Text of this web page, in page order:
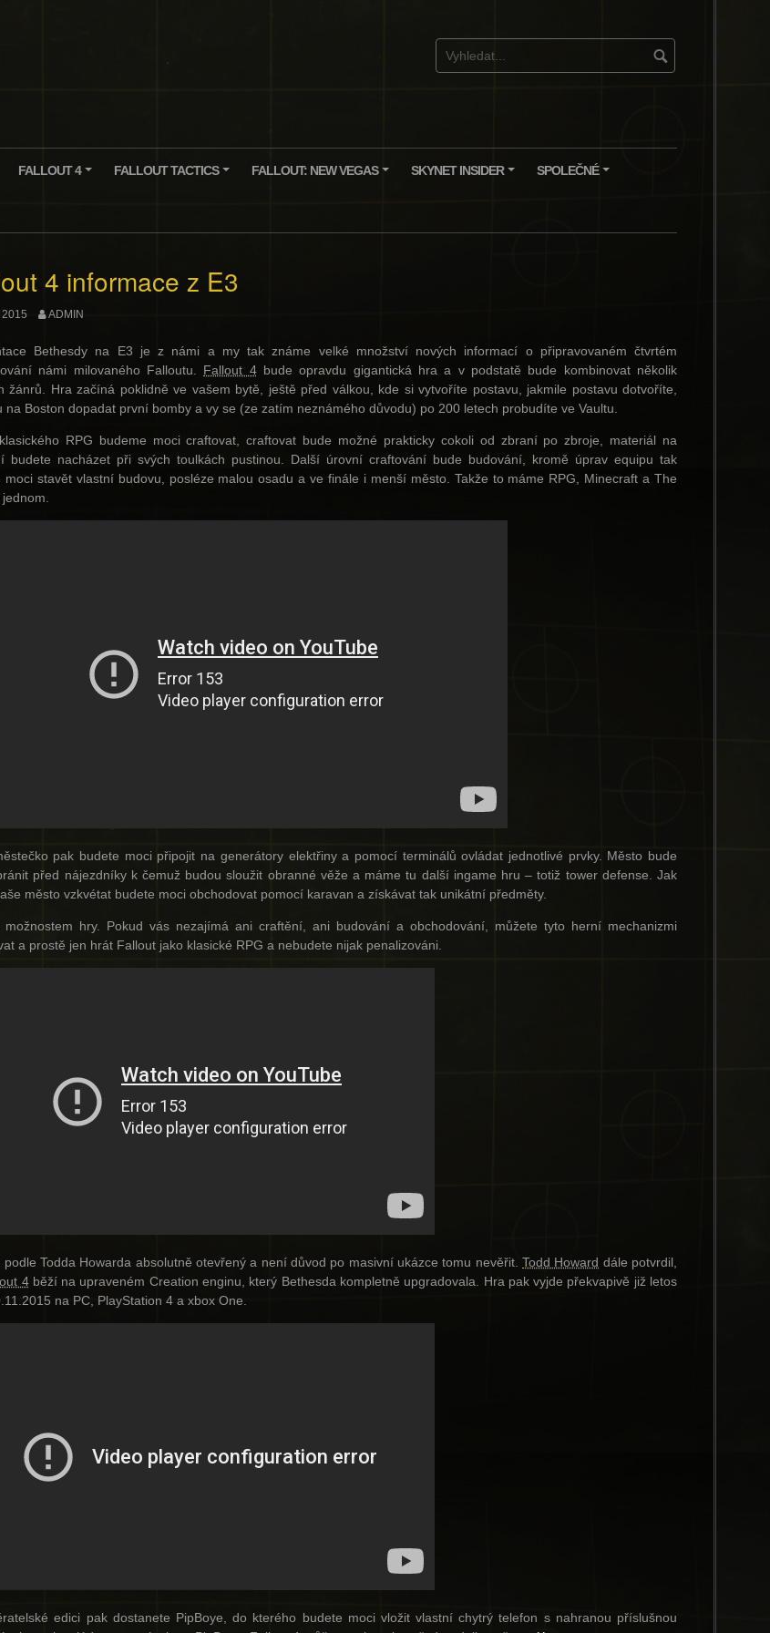
FALLOUT 4 FALLOUT TACTICS FALLOUT: NEW VEGAS SKYNET INSIDER SPOLEČNÉ
4 informace z E3
2015 ADMIN
Bethesdy na E3 je z námi a my tak známe velké množství nových informací o připravovaném čtvrtém
námi milovaného Falloutu. Fallout 4bude opravdu gigantická hra a v podstatě bude kombinovat několik
žánrů. Hra začíná poklidně ve vašem bytě, ještě před válkou, kde si vytvoříte postavu, jakmile postavu dotvoříte,
na Boston dopadat první bomby a vy se (ze zatím neznámého důvodu) po 200 letech probudíte ve Vaultu.
RPG budeme moci craftovat, craftovat bude možné prakticky cokoli od zbraní po zbroje, materiál na
budete nacházet při svých toulkách pustinou. Další úrovní craftování bude budování, kromě úprav equipu tak
moci stavět vlastní budovu, posléze malou osadu a ve finále i menší město. Takže to máme RPG, Minecraft a The
jednom.
pak budete moci připojit na generátory elektřiny a pomocí terminálů ovládat jednotlivé prvky. Město bude
před nájezdníky k čemuž budou sloužit obranné věže a máme tu další ingame hru – totiž tower defense. Jak
město vzkvétat budete moci obchodovat pomocí karavan a získávat tak unikátní předměty.
možnostem hry. Pokud vás nezajímá ani craftění, ani budování a obchodování, můžete tyto herní mechanizmi
a prostě jen hrát Fallout jako klasické RPG a nebudete nijak penalizováni.
podle Todda Howarda absolutně otevřený a není důvod po masivní ukázce tomu nevěřit. Todd Howard dále potvrdil,
4běží na upraveném Creation enginu, který Bethesda kompletně upgradovala. Hra pak vyjde překvapivě již letos
na PC, PlayStation 4 a xbox One.
edici pak dostanete PipBoye, do kterého budete moci vložit vlastní chytrý telefon s nahranou příslušnou